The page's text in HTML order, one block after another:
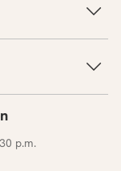
p.m.